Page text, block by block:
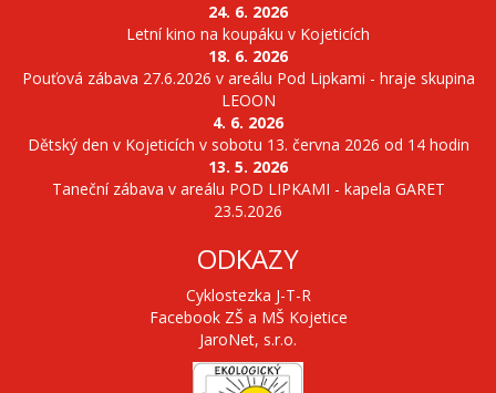
24. 6. 2026
Letní kino na koupáku v Kojeticích
18. 6. 2026
Pouťová zábava 27.6.2026 v areálu Pod Lipkami - hraje skupina
LEOON
4. 6. 2026
Dětský den v Kojeticích v sobotu 13. června 2026 od 14 hodin
13. 5. 2026
Taneční zábava v areálu POD LIPKAMI - kapela GARET
23.5.2026
ODKAZY
Cyklostezka J-T-R
Facebook ZŠ a MŠ Kojetice
JaroNet, s.r.o.